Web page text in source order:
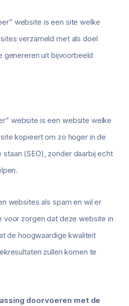
website is een site welke
verzameld met als doel
genereren uit bijvoorbeeld
website is een website welke
kopieert om zo hoger in de
(SEO), zonder daarbij echt
websites als spam en wil er
voor zorgen dat deze website in
de hoogwaardige kwaliteit
zullen komen te
doorvoeren met de